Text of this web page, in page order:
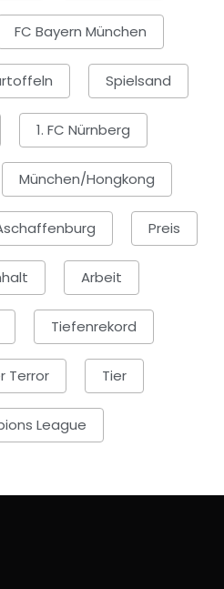
FC Bayern München
Spielsand
1. FC Nürnberg
München/Hongkong
Preis
Arbeit
Tiefenrekord
Terror Tier
League